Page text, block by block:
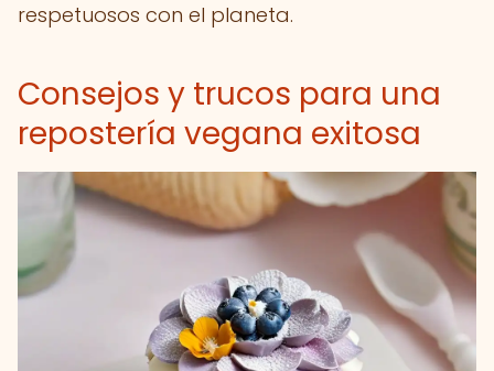
respetuosos con el planeta.
Consejos y trucos para una
repostería vegana exitosa